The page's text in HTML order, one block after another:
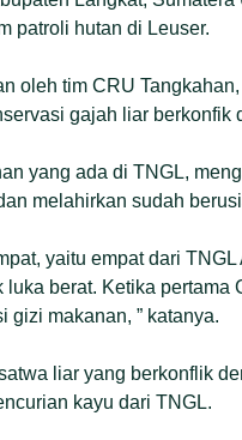
patroli hutan di Leuser.
oleh tim CRU
gajah liar berkonfik
yang ada di TNGL,
melahirkan sudah
yaitu empat dari
berat. Ketika pertama
gizi makanan, ” katanya.
liar yang berkonflik
kayu dari TNGL.